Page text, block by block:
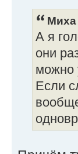
Миха
А я
они
можно
Если